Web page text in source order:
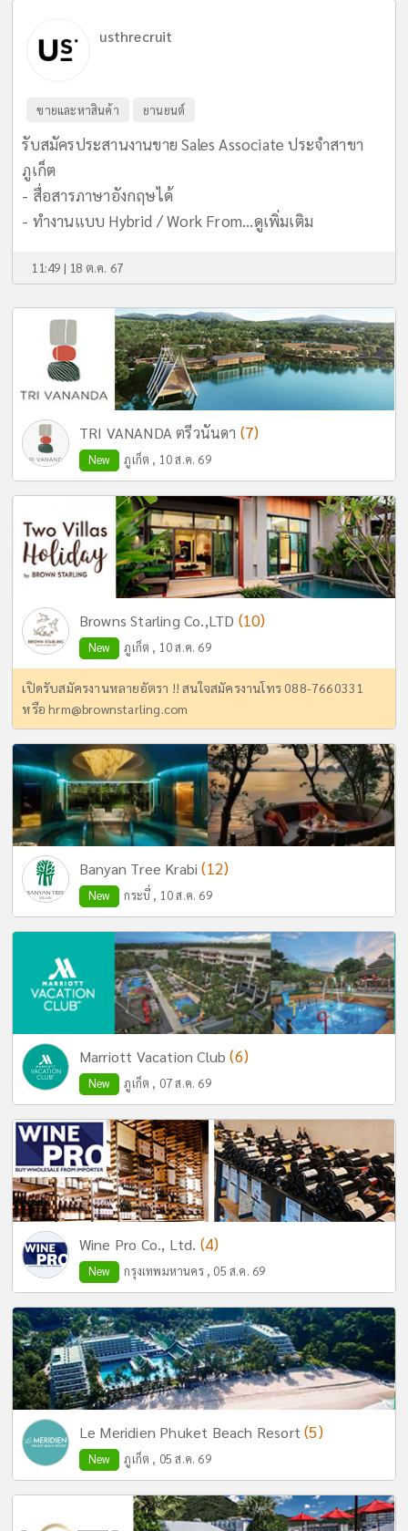
usthrecruit
ขายและหาสินค้า ยานยนต์
รับสมัครประสานงานขาย Sales Associate ประจำสาขา
ภูเก็ต
- สื่อสารภาษาอังกฤษได้
- ทำงานแบบ Hybrid / Work From...ดูเพิ่มเติม
11:49 | 18 ต.ค. 67
TRI VANANDA ตรีวนันดา (7)
New ภูเก็ต , 10 ส.ค. 69
Browns Starling Co.,LTD (10)
New ภูเก็ต , 10 ส.ค. 69
เปิดรับสมัครงานหลายอัตรา !! สนใจสมัครงานโทร 088-7660331
หรือhrm@brownstarling.com
Banyan Tree Krabi(12)
New กระบี่ , 10 ส.ค. 69
Marriott Vacation Club(6)
New ภูเก็ต , 07 ส.ค. 69
Wine Pro Co., Ltd. (4)
New กรุงเทพมหานคร , 05 ส.ค. 69
Le Meridien Phuket Beach Resort(5)
New ภูเก็ต , 05 ส.ค. 69